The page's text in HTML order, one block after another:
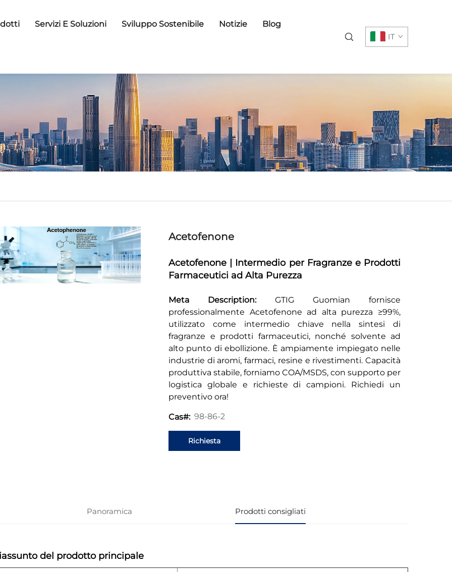
Servizi E Soluzioni Sviluppo Sostenibile Notizie
Blog
IT
Acetofenone
Acetofenone | Intermedio per Fragranze e Prodotti
Farmaceutici ad Alta Purezza
Meta Description: GTIG Guomian fornisce
professionalmente Acetofenone ad alta purezza ≥99%,
utilizzato come intermedio chiave nella sintesi di
fragranze e prodotti farmaceutici, nonché solvente ad
alto punto di ebollizione. È ampiamente impiegato nelle
industrie di aromi, farmaci, resine e rivestimenti. Capacità
produttiva stabile, forniamo COA/MSDS, con supporto per
logistica globale e richieste di campioni. Richiedi un
preventivo ora!
Cas#: 98-86-2
Richiesta
Panoramica Prodotti consigliati
del prodotto principale